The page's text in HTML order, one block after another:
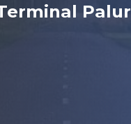
Palur